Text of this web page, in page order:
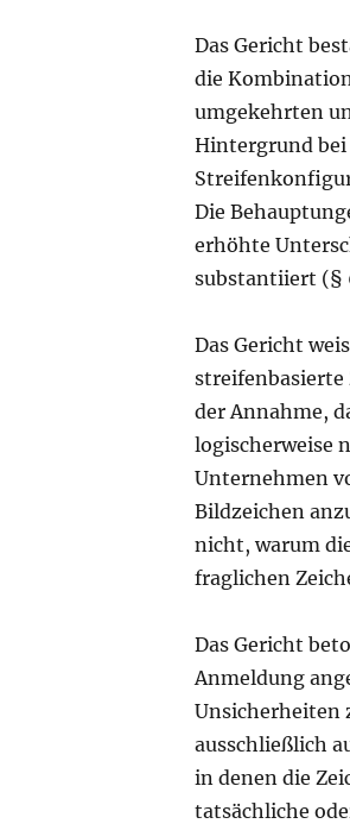
Das Gericht
die
umgekehrten
Hintergrund bei
Die
erhöhte
substantiiert (§
Das Gericht
streifenbasierte
der Annahme,
logischerweise
Unternehmen
Bildzeichen
nicht, warum
fraglichen
Das Gericht
Anmeldung
Unsicherheiten
ausschließlich
in denen die
tatsächliche